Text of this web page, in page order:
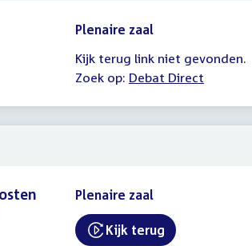
Plenaire zaal
Kijk terug link niet gevonden.
Zoek op: Debat Direct
Plenaire zaal
Kijk terug